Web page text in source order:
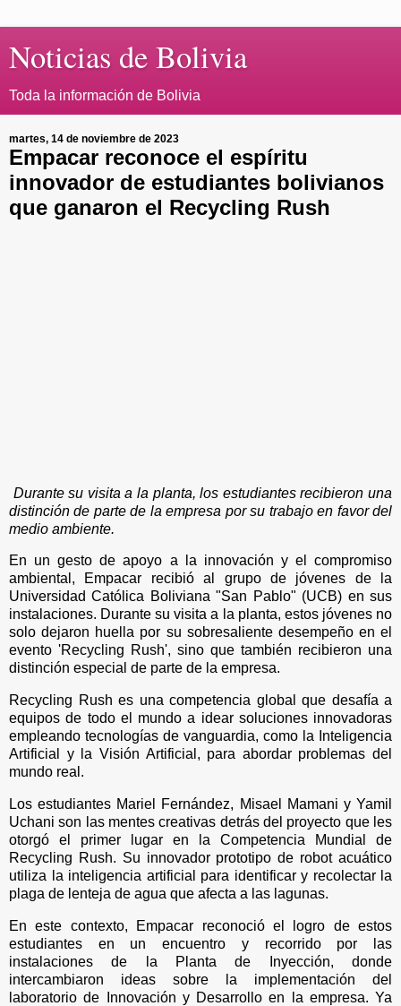
Noticias de Bolivia
Toda la información de Bolivia
martes, 14 de noviembre de 2023
Empacar reconoce el espíritu
innovador de estudiantes bolivianos
que ganaron el Recycling Rush
Durante su visita a la planta, los estudiantes recibieron una
distinción de parte de la empresa por su trabajo en favor del
medio ambiente.
En un gesto de apoyo a la innovación y el compromiso
ambiental, Empacar recibió al grupo de jóvenes de la
Universidad Católica Boliviana "San Pablo" (UCB) en sus
instalaciones. Durante su visita a la planta, estos jóvenes no
solo dejaron huella por su sobresaliente desempeño en el
evento 'Recycling Rush', sino que también recibieron una
distinción especial de parte de la empresa.
Recycling Rush es una competencia global que desafía a
equipos de todo el mundo a idear soluciones innovadoras
empleando tecnologías de vanguardia, como la Inteligencia
Artificial y la Visión Artificial, para abordar problemas del
mundo real.
Los estudiantes Mariel Fernández, Misael Mamani y Yamil
Uchani son las mentes creativas detrás del proyecto que les
otorgó el primer lugar en la Competencia Mundial de
Recycling Rush. Su innovador prototipo de robot acuático
utiliza la inteligencia artificial para identificar y recolectar la
plaga de lenteja de agua que afecta a las lagunas.
En este contexto, Empacar reconoció el logro de estos
estudiantes en un encuentro y recorrido por las
instalaciones de la Planta de Inyección, donde
intercambiaron ideas sobre la implementación del
laboratorio de Innovación y Desarrollo en la empresa. Ya